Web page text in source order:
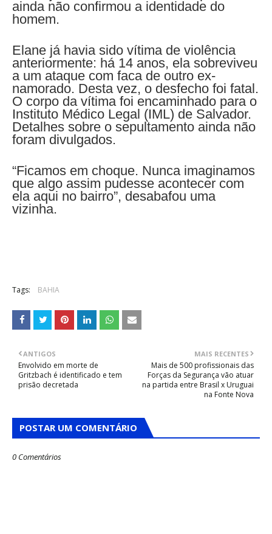
ainda não confirmou a identidade do
homem.
Elane já havia sido vítima de violência
anteriormente: há 14 anos, ela sobreviveu
a um ataque com faca de outro ex-
namorado. Desta vez, o desfecho foi fatal.
O corpo da vítima foi encaminhado para o
Instituto Médico Legal (IML) de Salvador.
Detalhes sobre o sepultamento ainda não
foram divulgados.
“Ficamos em choque. Nunca imaginamos
que algo assim pudesse acontecer com
ela aqui no bairro”, desabafou uma
vizinha.
Tags: BAHIA
MAIS RECENTES
Mais de 500 profissionais das
Forças da Segurança vão atuar
na partida entre Brasil x Uruguai
na Fonte Nova
ANTIGOS
Envolvido em morte de
Gritzbach é identificado e tem
prisão decretada
POSTAR UM COMENTÁRIO
0 Comentários